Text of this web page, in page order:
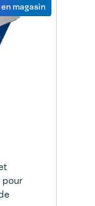
magasin
pour